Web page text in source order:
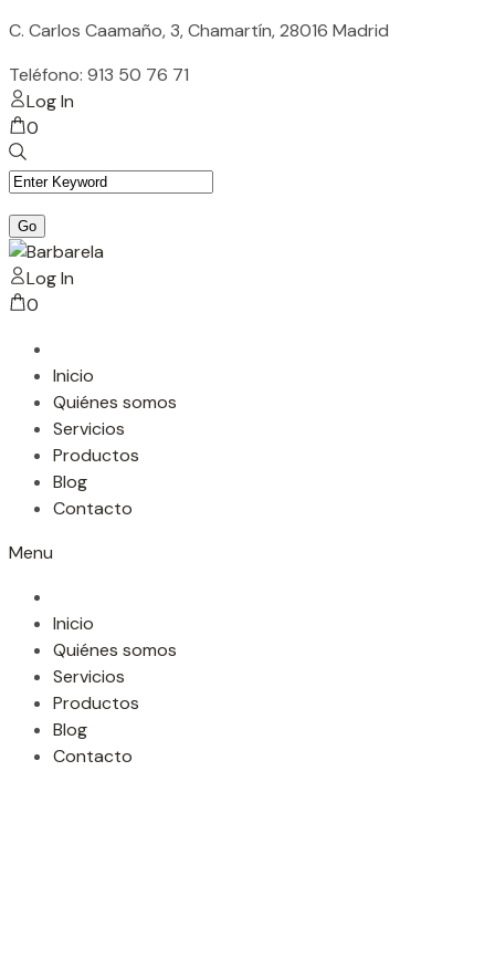
Skip
content
C. Carlos Caamaño, 3, Chamartín, 28016 Madrid
Teléfono: 913 50 76 71
Log In
0
Log In
0
Inicio
Quiénes somos
Servicios
Productos
Blog
Contacto
Menu
Inicio
Quiénes somos
Servicios
Productos
Blog
Contacto